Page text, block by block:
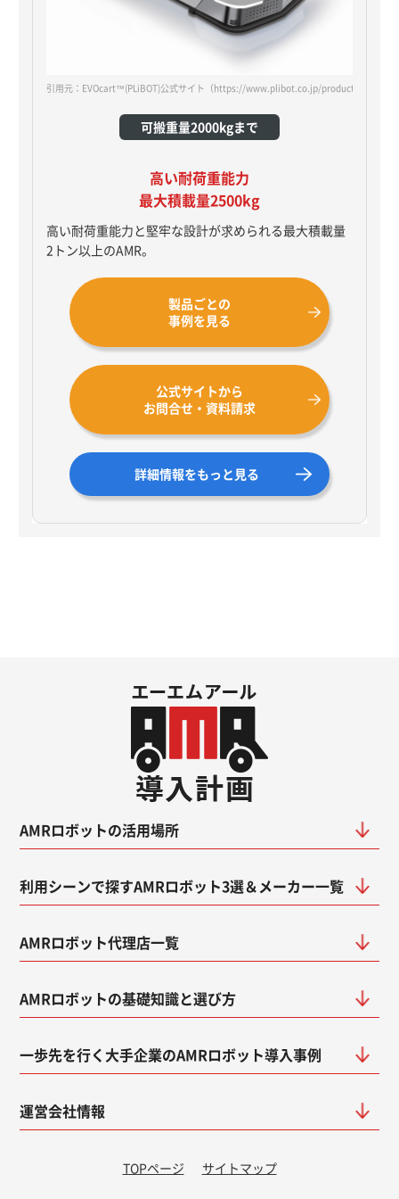
引用元：EVOcart™(PLiBOT)公式サイト （https://www.plibot.co.jp/products/
可搬重量2000kgまで
高い耐荷重能力
最大積載量2500kg
高い耐荷重能力と堅牢な設計が求められる最大積載量
2トン以上のAMR。
製品ごとの
事例を見る
公式サイトから
お問合せ・資料請求
詳細情報をもっと見る
AMRロボットの活用場所
利用シーンで探すAMRロボット3選＆メーカー一覧
AMRロボット代理店一覧
AMRロボットの基礎知識と選び方
一歩先を行く大手企業のAMRロボット導入事例
運営会社情報
TOPページ サイトマップ